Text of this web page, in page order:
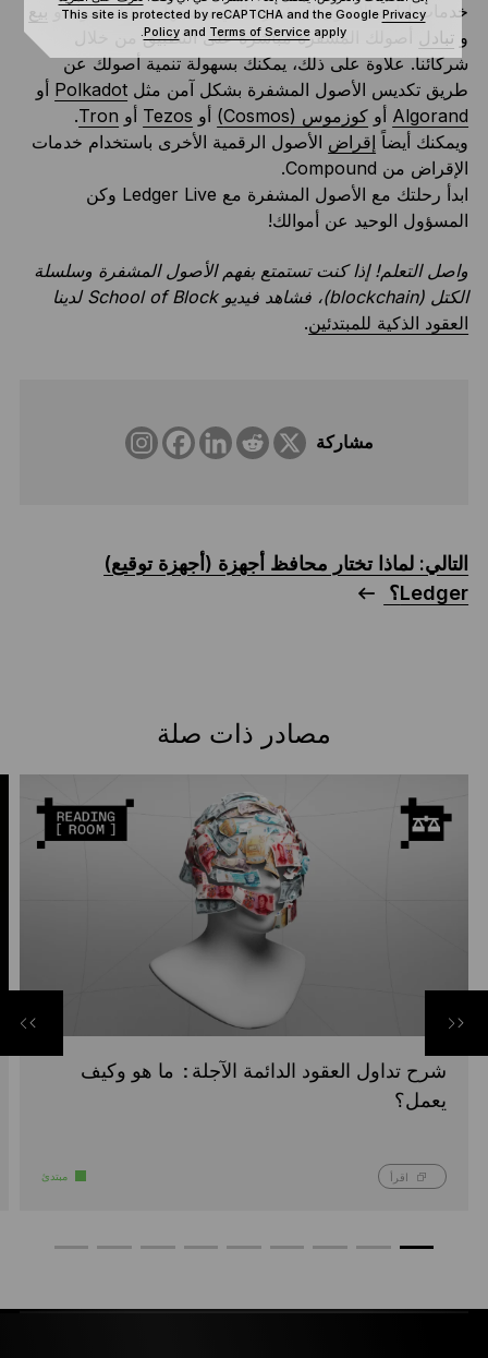
خدمات إدارة الأصول المشفرة التي تحتاجها. يمكنك شراء و
بيع
و تبادل
أصولك المشفرة مباشرةً على التطبيق من خلال
شركائنا. علاوة على ذلك، يمكنك بسهولة تنمية أصولك عن
طريق تكديس الأصول المشفرة بشكل آمن مثل Polkadotأو
Algorandأو كوزموس (Cosmos) أو Tezosأو Tron
.
ويمكنك أيضاً إقراضالأصول الرقمية الأخرى باستخدام خدمات
الإقراض من Compound.
ابدأ رحلتك مع الأصول المشفرة مع Ledger Live وكن
المسؤول الوحيد عن أموالك!
واصل التعلم! إذا كنت تستمتع بفهم الأصول المشفرة وسلسلة
الكتل (blockchain)، فشاهد فيديو School of Block لدينا
العقود الذكية للمبتدئين.
مشاركة
التالي: لماذا تختار محافظ أجهزة (أجهزة توقيع)
Ledger؟
مصادر ذات صلة
شرح تداول العقود الدائمة الآجلة: ما هو وكيف
يعمل؟
اقرأ مبتدئ
This site is protected by reCAPTCHA and the GooglePrivacy
Policy andTerms of Service apply.